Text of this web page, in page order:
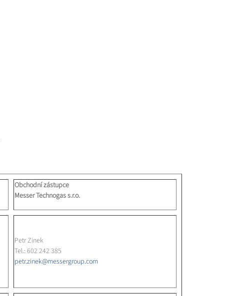
Obchodní zástupce
Messer Technogas s.r.o.
Petr Zinek
Tel.: 602 242 385
petr.zinek@messergroup.com